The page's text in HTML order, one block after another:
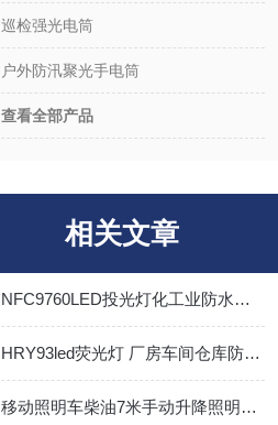
巡检强光电筒
户外防汛聚光手电筒
查看全部产品
相关文章
NFC9760LED投光灯化工业防水防尘防震工矿内外场照明灯
HRY93led荧光灯 厂房车间仓库防眩应急条形吸顶照明灯40W60W
移动照明车柴油7米手动升降照明灯塔户外应急救援工地照明灯车